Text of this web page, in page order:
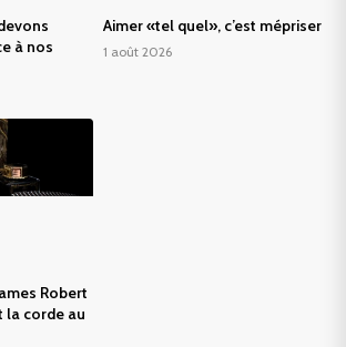
à nos
Aimer «tel quel», c’est mépriser
1 août 2026
Robert
la corde au